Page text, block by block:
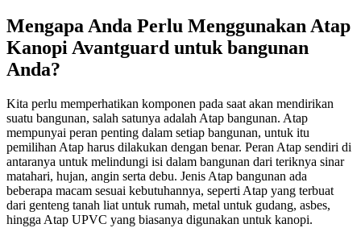
Mengapa Anda Perlu Menggunakan Atap
Kanopi Avantguard untuk bangunan
Anda?
Kita perlu memperhatikan komponen pada saat akan mendirikan
suatu bangunan, salah satunya adalah Atap bangunan. Atap
mempunyai peran penting dalam setiap bangunan, untuk itu
pemilihan Atap harus dilakukan dengan benar. Peran Atap sendiri di
antaranya untuk melindungi isi dalam bangunan dari teriknya sinar
matahari, hujan, angin serta debu. Jenis Atap bangunan ada
beberapa macam sesuai kebutuhannya, seperti Atap yang terbuat
dari genteng tanah liat untuk rumah, metal untuk gudang, asbes,
hingga Atap UPVC yang biasanya digunakan untuk kanopi.